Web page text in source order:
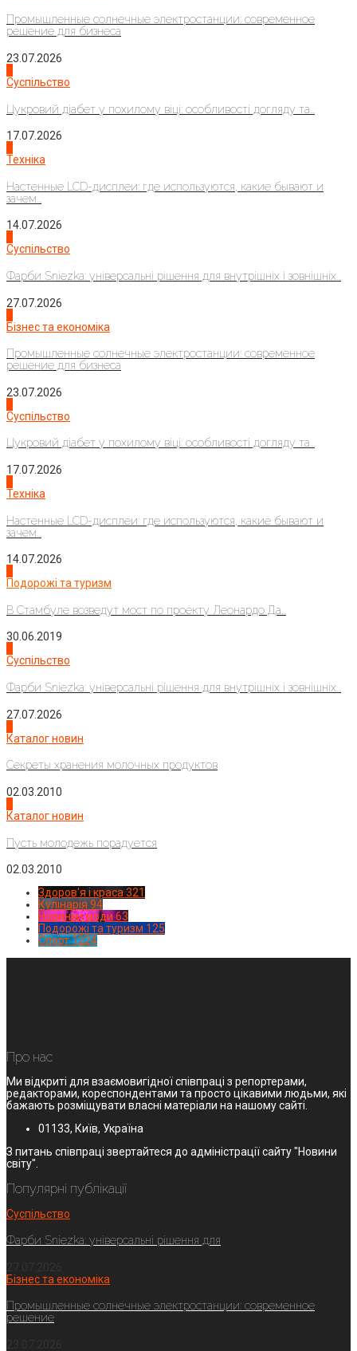
Промышленные солнечные электростанции: современное
решение для бизнеса
23.07.2026
Суспільство
Цукровий діабет у похилому віці: особливості догляду та...
17.07.2026
Техніка
Настенные LCD-дисплеи: где используются, какие бывают и
зачем...
14.07.2026
Суспільство
Фарби Sniezka: універсальні рішення для внутрішніх і зовнішніх...
27.07.2026
Бізнес та економіка
Промышленные солнечные электростанции: современное
решение для бизнеса
23.07.2026
Суспільство
Цукровий діабет у похилому віці: особливості догляду та...
17.07.2026
Техніка
Настенные LCD-дисплеи: где используются, какие бывают и
зачем...
14.07.2026
Подорожі та туризм
В Стамбуле возведут мост по проекту Леонардо Да...
30.06.2019
Суспільство
Фарби Sniezka: універсальні рішення для внутрішніх і зовнішніх...
27.07.2026
Каталог новин
Секреты хранения молочных продуктов
02.03.2010
Каталог новин
Пусть молодежь порадуется
02.03.2010
Здоров'я і краса 321
Кулінарія 94
Новинки моди 63
Подорожі та туризм 125
Спорт1224
Про нас
Ми відкриті для взаємовигідної співпраці з репортерами,
редакторами, кореспондентами та просто цікавими людьми, які
бажають розміщувати власні матеріали на нашому сайті.
01133, Київ, Україна
З питань співпраці звертайтеся до адміністрації сайту "Новини
світу".
Популярні публікації
Суспільство
Фарби Sniezka: універсальні рішення для
Бізнес та економіка
Промышленные солнечные электростанции: современное
решение